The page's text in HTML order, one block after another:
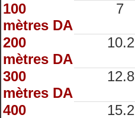
100
mètres DA
7
200
mètres DA
10.2
300
mètres DA
12.8
400 15.2